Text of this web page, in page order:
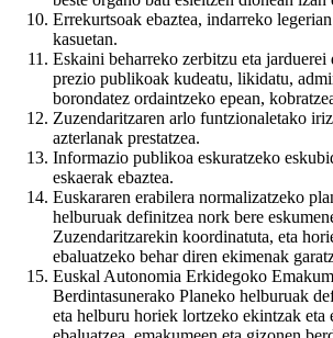
Errekurtsoak ebaztea, indarreko
kasuetan.
Eskaini beharreko zerbitzu eta jarduerei
prezio publikoak kudeatu, likidatu,
borondatez ordaintzeko epean,
Zuzendaritzaren arlo funtzionaletako
azterlanak prestatzea.
Informazio publikoa eskuratzeko
eskaerak ebaztea.
Euskararen erabilera normalizatzeko
helburuak definitzea nork bere
Zuzendaritzarekin koordinatuta, eta
ebaluatzeko behar diren ekimenak
Euskal Autonomia Erkidegoko
Berdintasunerako Planeko helburuak
eta helburu horiek lortzeko ekintzak eta